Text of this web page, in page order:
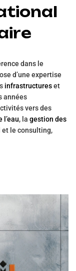
dans le
d’une expertise
infrastructureset
années
vers des
l’eau, la gestion des
et le consulting,